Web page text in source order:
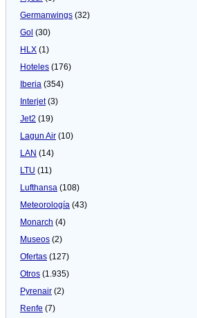
Germanwings (32)
Gol (30)
HLX (1)
Hoteles (176)
Iberia (354)
Interjet(3)
Jet2 (19)
Lagun Air (10)
LAN (14)
LTU (11)
Lufthansa (108)
Meteorologí­a (43)
Monarch (4)
Museos (2)
Ofertas (127)
Otros (1.935)
Pyrenair (2)
Renfe (7)